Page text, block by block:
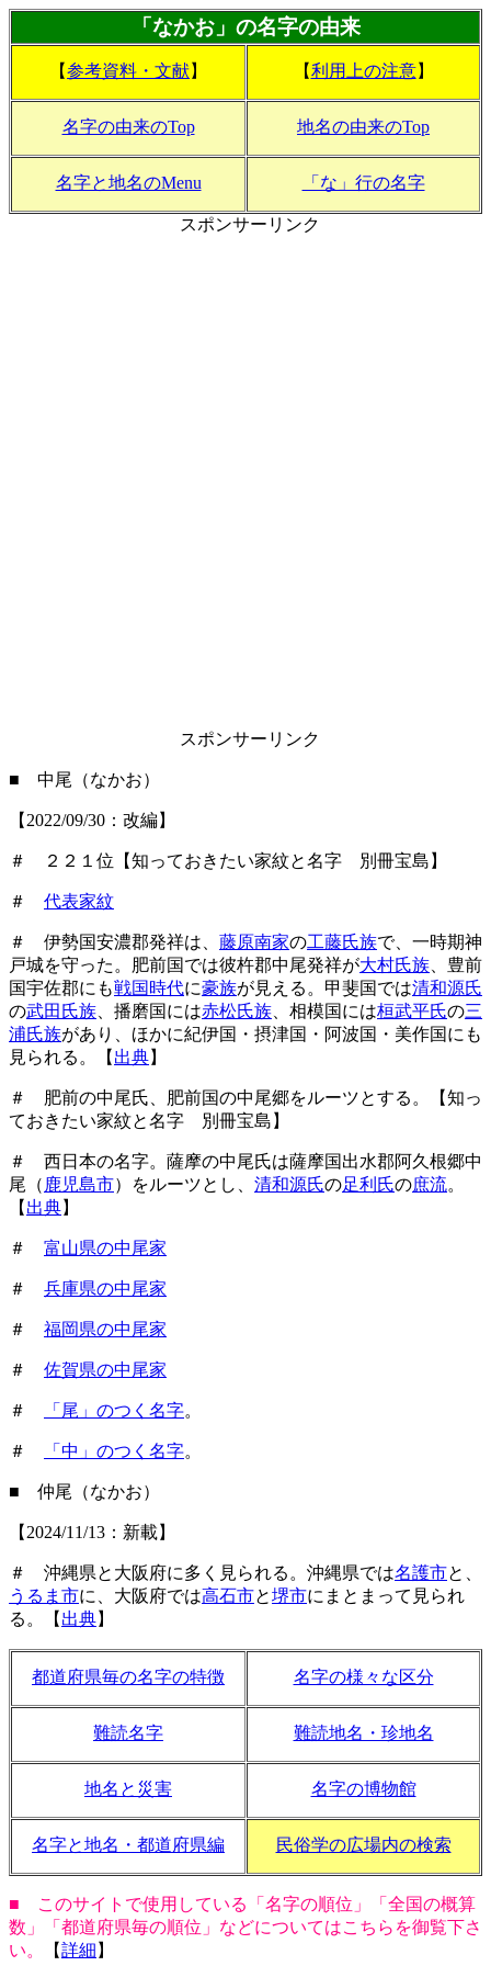
「なかお」の名字の由来
【参考資料・文献】 【利用上の注意】
名字の由来のTop 地名の由来のTop
名字と地名のMenu 「な」行の名字
スポンサーリンク
スポンサーリンク
■ 中尾（なかお）
【2022/09/30：改編】
＃ ２２１位【知っておきたい家紋と名字 別冊宝島】
＃ 代表家紋
＃ 伊勢国安濃郡発祥は、 藤原南家の工藤氏族で、一時期神
戸城を守った。肥前国では彼杵郡中尾発祥が大村氏族 、豊前
国宇佐郡にも戦国時代に豪族が見える。甲斐国では清和源氏
の武田氏族 、播磨国には赤松氏族 、相模国には桓武平氏の三
浦氏族があり、ほかに紀伊国・摂津国・阿波国・美作国にも
見られる。【 出典】
＃ 肥前の中尾氏、肥前国の中尾郷をルーツとする。【知っ
ておきたい家紋と名字 別冊宝島】
＃ 西日本の名字。薩摩の中尾氏は薩摩国出水郡阿久根郷中
尾（ 鹿児島市）をルーツとし、 清和源氏の足利氏の庶流。
【 出典】
＃ 富山県の中尾家
＃ 兵庫県の中尾家
＃ 福岡県の中尾家
＃ 佐賀県の中尾家
＃ 「尾」のつく名字。
＃ 「中」のつく名字。
■ 仲尾（なかお）
【2024/11/13：新載】
＃ 沖縄県と大阪府に多く見られる。沖縄県では名護市と、
うるま市に、大阪府では高石市と堺市にまとまって見られ
る。【 出典】
都道府県毎の名字の特徴 名字の様々な区分
難読名字 難読地名・珍地名
地名と災害 名字の博物館
名字と地名・都道府県編 民俗学の広場内の検索
■ このサイトで使用している「名字の順位」「全国の概算
数」「都道府県毎の順位」などについてはこちらを御覧下さ
い。
【詳細 】